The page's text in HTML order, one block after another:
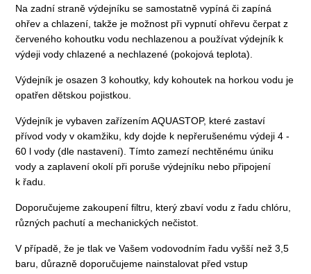
Na zadní straně výdejníku se samostatně vypíná či zapíná
ohřev a chlazení, takže je možnost při vypnutí ohřevu čerpat z
červeného kohoutku vodu nechlazenou a používat výdejník k
výdeji vody chlazené a nechlazené (pokojová teplota).
Výdejník je osazen 3 kohoutky, kdy kohoutek na horkou vodu je
opatřen dětskou pojistkou.
Výdejník je vybaven zařízením AQUASTOP, které zastaví
přívod vody v okamžiku, kdy dojde k nepřerušenému výdeji 4 -
60 l vody (dle nastavení). Tímto zamezí nechtěnému úniku
vody a zaplavení okolí při poruše výdejníku nebo připojení
k řadu.
Doporučujeme zakoupení filtru, který zbaví vodu z řadu chlóru,
různých pachutí a mechanických nečistot.
V případě, že je tlak ve Vašem vodovodním řadu vyšší než 3,5
baru, důrazně doporučujeme nainstalovat před vstup